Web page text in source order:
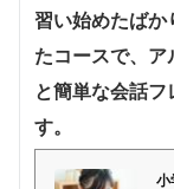
習い始めたばか
たコースで、
と簡単な会話
す。
小